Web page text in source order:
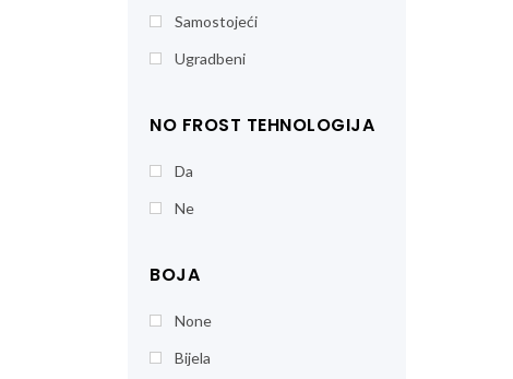
Samostojeći
Ugradbeni
NO FROST TEHNOLOGIJA
Da
Ne
BOJA
None
Bijela